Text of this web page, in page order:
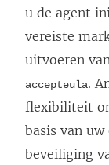
u de agent
vereiste
uitvoeren
accepteula.
flexibiliteit
basis van
beveiliging